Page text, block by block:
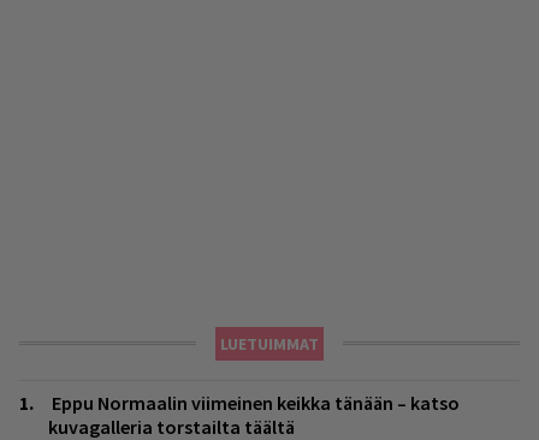
LUETUIMMAT
Eppu Normaalin viimeinen keikka tänään – katso
kuvagalleria torstailta täältä